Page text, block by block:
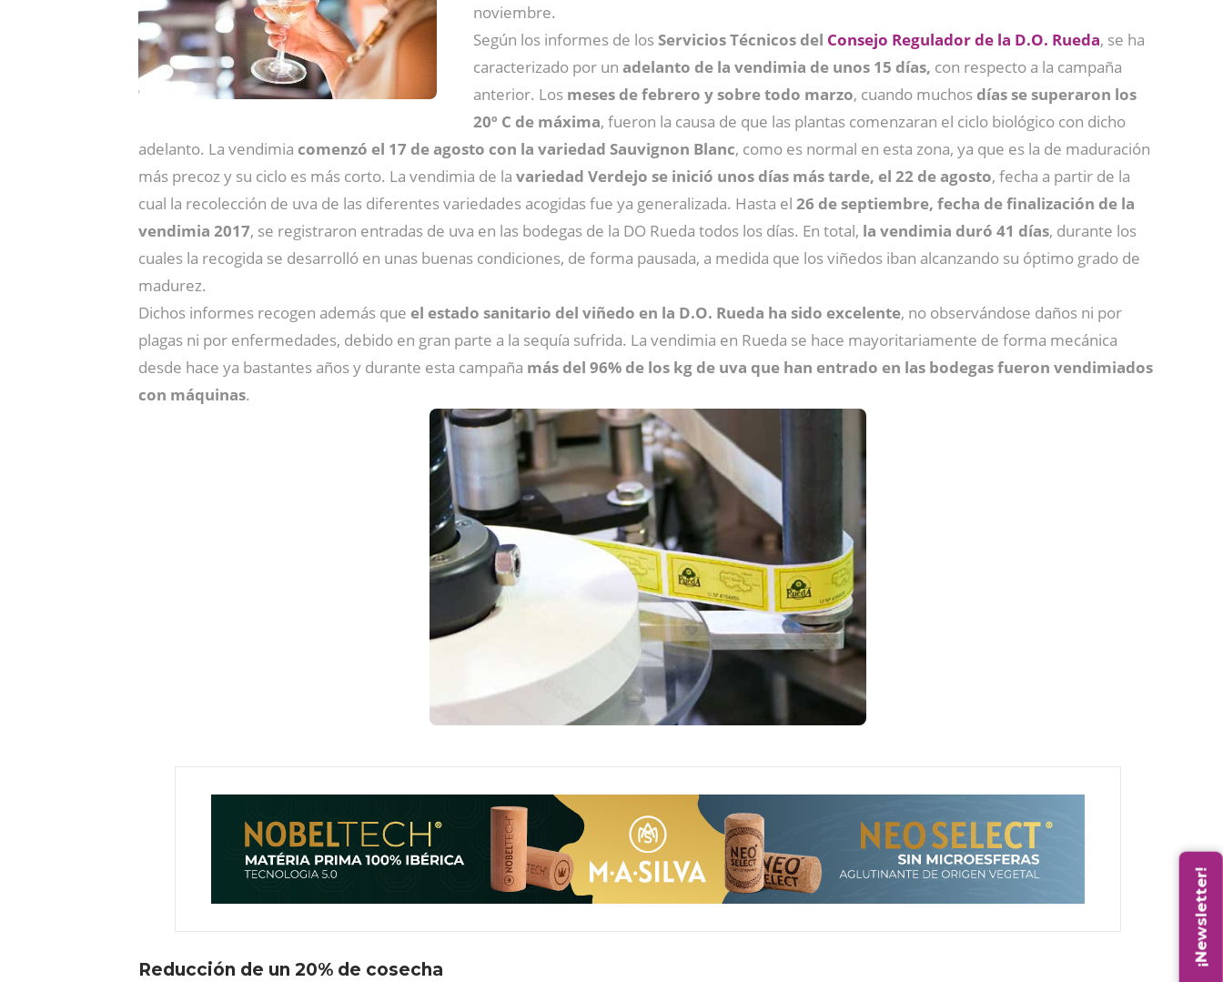
noviembre.
Según los informes de losServicios Técnicos del Consejo Regulador de la D.O. Rueda, se ha
caracterizado por un adelanto de la vendimia de unos 15 días, con respecto a la campaña
anterior. Los meses de febrero y sobre todo marzo, cuando muchos días se superaron los
20º C de máxima, fueron la causa de que las plantas comenzaran el ciclo biológico con dicho
adelanto. La vendimia comenzó el 17 de agosto con la variedad Sauvignon Blanc, como es normal en esta zona, ya que es la de maduración
más precoz y su ciclo es más corto. La vendimia de la variedad Verdejo se inició unos días más tarde, el 22 de agosto, fecha a partir de la
cual la recolección de uva de las diferentes variedades acogidas fue ya generalizada. Hasta el 26 de septiembre, fecha de finalización de la
vendimia 2017, se registraron entradas de uva en las bodegas de la DO Rueda todos los días. En total, la vendimia duró 41 días, durante los
cuales la recogida se desarrolló en unas buenas condiciones, de forma pausada, a medida que los viñedos iban alcanzando su óptimo grado de
madurez.
Dichos informes recogen además que el estado sanitario del viñedo en la D.O. Rueda ha sido excelente, no observándose daños ni por
plagas ni por enfermedades, debido en gran parte a la sequía sufrida. La vendimia en Rueda se hace mayoritariamente de forma mecánica
desde hace ya bastantes años y durante esta campaña más del 96% de los kg de uva que han entrado en las bodegas fueron vendimiados
con máquinas.
Reducción de un 20% de cosecha
¡Newsletter!